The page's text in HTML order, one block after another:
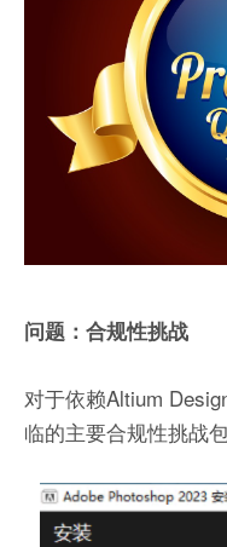
问题：合规性挑战
对于依赖Altium
临的主要合规性挑战